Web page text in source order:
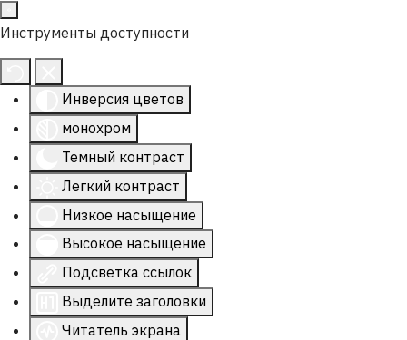
Инструменты доступности
Инверсия цветов
монохром
Темный контраст
Легкий контраст
Низкое насыщение
Высокое насыщение
Подсветка ссылок
Выделите заголовки
Читатель экрана